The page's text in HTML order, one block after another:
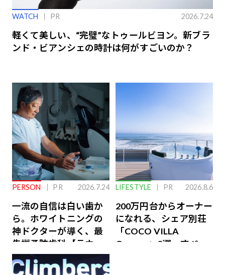
WATCH PR 2026.7.24
軽くて美しい、“完璧”なトゥールビヨン。新ブラ
ンド・ビアンシェの時計は何がすごいのか？
PERSON PR 2026.7.24
一流の自信は白い歯か
ら。ホワイトニングの
神ドクターが導く、最
先端予防歯科【ラウン
ジ会員特典あり】
LIFESTYLE PR 2026.8.6
200万円台からオーナー
になれる、シェア別荘
「COCO VILLA
Owners」3選。すべて